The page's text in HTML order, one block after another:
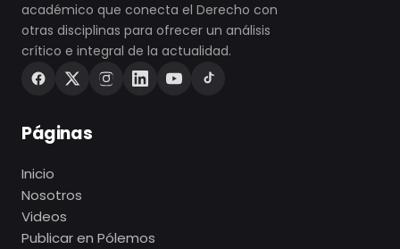
académico que conecta el Derecho con
otras disciplinas para ofrecer un análisis
crítico e integral de la actualidad.
Páginas
Inicio
Nosotros
Videos
Publicar en Pólemos